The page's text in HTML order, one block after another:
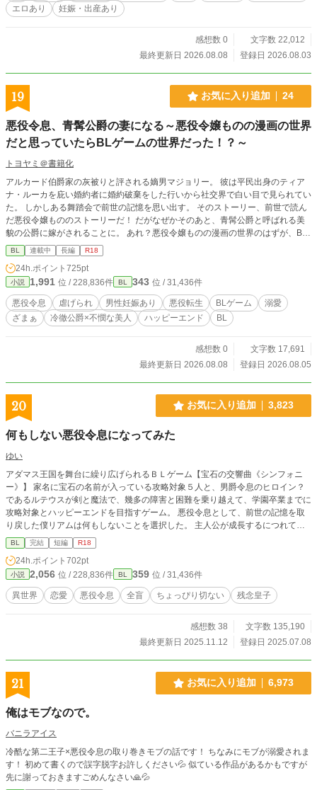
エロあり
妊娠・出産あり
感想数 0
文字数 22,012
最終更新日 2026.08.08
登録日 2026.08.03
19 お気に入り追加 24
悪役令息、青髯公爵の妻になる～悪役令嬢ものの漫画の世界
だと思っていたらBLゲームの世界だった！？～
トヨヤミ＠書籍化
アルカード伯爵家の灰被りと評される嫡男マジョリー。 彼は平民出身のティア
ナ・ルーカを庇い婚約者に婚約破棄をした行いから社交界で白い目で見られてい
た。 しかしある舞踏会で前世の記憶を思い出す。 そのストーリー、前世で読ん
だ悪役令嬢もののストーリーだ！ だがなぜかそのあと、青髯公爵と呼ばれる美
貌の公爵に嫁がされることに。 あれ？悪役令嬢ものの漫画の世界のはずが、BL
ゲームの世界になってる？ 十人の妻を殺して来た青髯公爵に嫁ぐことになった
マジョリーだが、出会った公爵は不器用な優しさを持つ人で……。※最終話まで
毎日更新予定です。
BL 連載中 長編 R18
24h.ポイント 725pt
小説 1,991 位 / 228,836件 BL 343 位 / 31,436件
悪役令息 虐げられ 男性妊娠あり 悪役転生 BLゲーム
溺愛
ざまぁ
冷徹公爵×不憫な美人 ハッピーエンド BL
感想数 0
文字数 17,691
最終更新日 2026.08.08
登録日 2026.08.05
20 お気に入り追加 3,823
何もしない悪役令息になってみた
ゆい
アダマス王国を舞台に繰り広げられるＢＬゲーム【宝石の交響曲《シンフォニ
ー》】 家名に宝石の名前が入っている攻略対象５人と、男爵令息のヒロイン？
であるルテウスが剣と魔法で、幾多の障害と困難を乗り越えて、学園卒業までに
攻略対象とハッピーエンドを目指すゲーム。 悪役令息として、前世の記憶を取
り戻した僕リアムは何もしないことを選択した。 主人公が成長するにつれて、
一人称が『僕』から『私』に変わっていきます。 またしても突発的な思いつき
による投稿です。 楽しくお読みいただけたら嬉しいです。 誤字脱字等で文章を
突然改稿するかもです。誤字脱字のご報告をいただけるとありがたいです。 202
5.7.31 本編完結しました。 2025.8.2 番外編完結しました。 2025.8.4 加筆修正
しました。 2025.11.7 番外編追加しました。 2025.11.12 番外編追加分完結しま
した。 第13回ＢＬ大賞で奨励賞を賜りました。お読みくださった方、投票して
トノベル様に投稿しました。細かい箇所は改稿しているので、アルファポリスと
BL 完結 短編 R18
24h.ポイント 702pt
小説 2,056 位 / 228,836件 BL 359 位 / 31,436件
異世界 恋愛 悪役令息 全盲 ちょっぴり切ない 残念皇子
感想数 38
文字数 135,190
最終更新日 2025.11.12
登録日 2025.07.08
21 お気に入り追加 6,973
俺はモブなので。
バニラアイス
冷酷な第二王子×悪役令息の取り巻きモブの話です！ ちなみにモブが溺愛されま
す！ 初めて書くので誤字脱字お許しください💦 似ている作品があるかもですが
先に謝っておきますごめんなさい🙏💦